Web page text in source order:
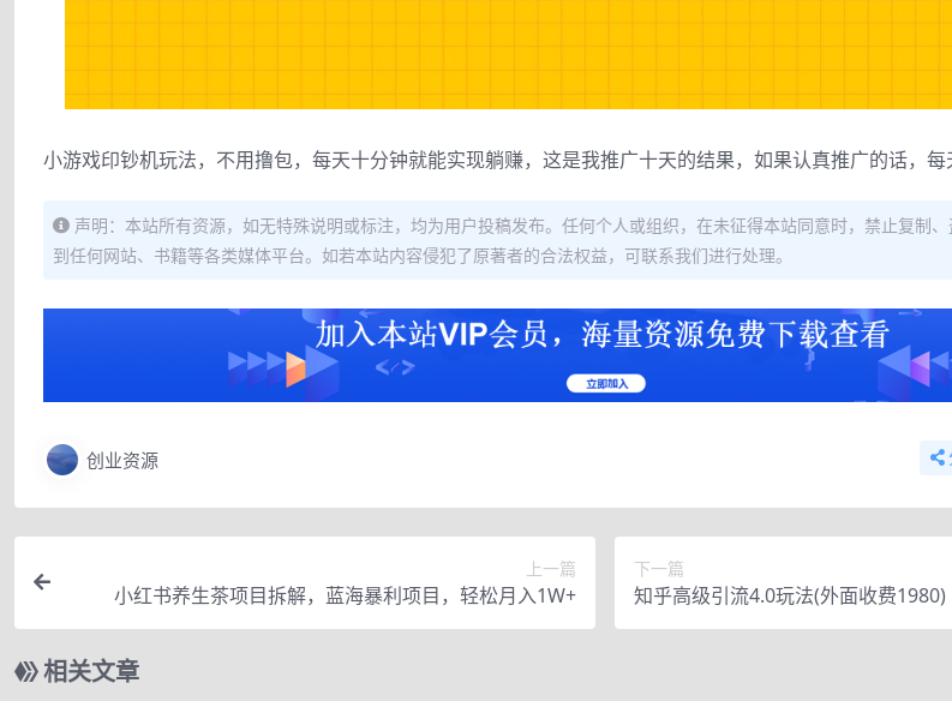
小游戏印钞机玩法，不用撸包，每天十分钟就能实现躺赚，这是我推广十天的结果，如果认真推广的话，
声明：本站所有资源，如无特殊说明或标注，均为用户投稿发布。任何个人或组织，在未征得本站同意时，禁止复制
到任何网站、书籍等各类媒体平台。如若本站内容侵犯了原著者的合法权益，可联系我们进行处理。
创业资源
上一篇
小红书养生茶项目拆解，蓝海暴利项目，轻松月入1W+
下一篇
知乎高级引流4.0玩法(外面收费1980)
相关文章